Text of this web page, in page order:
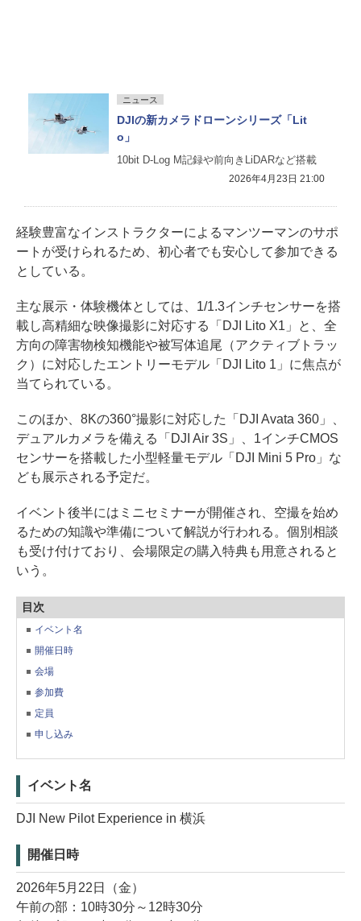
ニュース
DJIの新カメラドローンシリーズ「Lit
o」
10bit D-Log M記録や前向きLiDARなど搭載
2026年4月23日 21:00
経験豊富なインストラクターによるマンツーマンのサポ
ートが受けられるため、初心者でも安心して参加できる
としている。
主な展示・体験機体としては、1/1.3インチセンサーを搭
載し高精細な映像撮影に対応する「DJI Lito X1」と、全
方向の障害物検知機能や被写体追尾（アクティブトラッ
ク）に対応したエントリーモデル「DJI Lito 1」に焦点が
当てられている。
このほか、8Kの360°撮影に対応した「DJI Avata 360」、
デュアルカメラを備える「DJI Air 3S」、1インチCMOS
センサーを搭載した小型軽量モデル「DJI Mini 5 Pro」な
ども展示される予定だ。
イベント後半にはミニセミナーが開催され、空撮を始め
るための知識や準備について解説が行われる。個別相談
も受け付けており、会場限定の購入特典も用意されると
いう。
目次
イベント名
開催日時
会場
参加費
定員
申し込み
イベント名
DJI New Pilot Experience in 横浜
開催日時
2026年5月22日（金）
午前の部：10時30分～12時30分